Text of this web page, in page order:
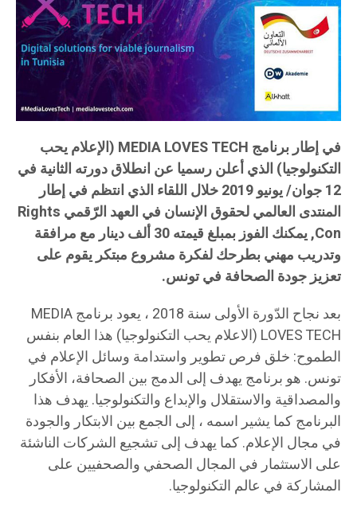
في إطار برنامج MEDIA LOVES TECH (الإعلام يحب
التكنولوجيا) الذي أعلن رسميا عن انطلاق دورته الثانية في
12 جوان/ يونيو 2019 خلال اللقاء الذي انتظم في إطار
المنتدى العالمي لحقوق الإنسان في العهد الرّقمي Rights
Con, يمكنك الفوز بمبلغ قيمته 30 ألف دينار مع مرافقة
وتدريب مهني بطرحك لفكرة مشروع مبتكر يقوم على
تعزيز جودة الصحافة في تونس.
بعد نجاح الدّورة الأولى سنة 2018 ، يعود برنامج MEDIA
LOVES TECH (الاعلام يحب التكنولوجيا) هذا العام بنفس
الطموح: خلق فرص تطوير واستدامة وسائل الإعلام في
تونس. هو برنامج يهدف إلى الدمج بين الصحافة، الأفكار
والمصداقية والاستقلال والإبداع والتكنولوجيا. يهدف هذا
البرنامج كما يشير اسمه ، إلى الجمع بين الابتكار والجودة
في مجال الإعلام. كما يهدف إلى تشجيع الشركات الناشئة
على الاستثمار في المجال الصحفي والصحفيين على
المشاركة في عالم التكنولوجيا.